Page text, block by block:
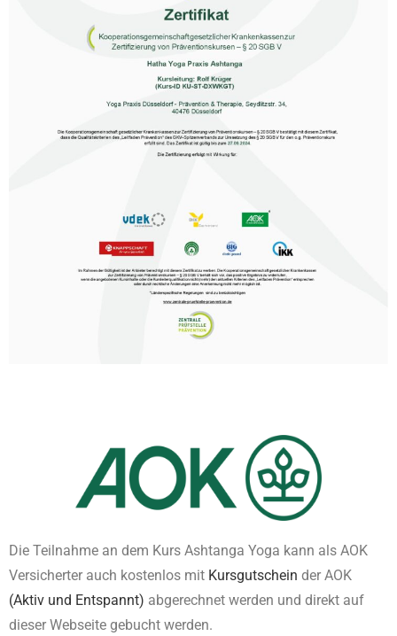
Die Teilnahme an dem Kurs Ashtanga Yoga kann als AOK
Versicherter auch kostenlos mit Kursgutschein der AOK
(Aktiv und Entspannt) abgerechnet werden und direkt auf
dieser Webseite gebucht werden.